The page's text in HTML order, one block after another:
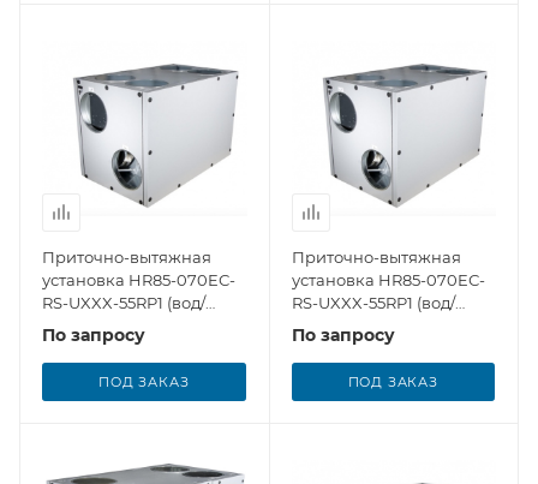
Приточно-вытяжная
установка HR85-070EС-
RS-UXXX-55RP1 (вод/
нагр)
По запросу
ПОД ЗАКАЗ
Приточно-вытяжная
установка HR85-070EС-
RS-UXXX-55RP1 (вод/
нагр/охл)
По запросу
ПОД ЗАКАЗ